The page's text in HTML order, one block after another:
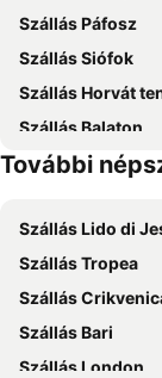
Szállás Páfosz
Szállás Siófok
Szállás Horvát
Szállás Balaton
Szállás Mallorca
További
Szállás Lido di
Szállás Tropea
Szállás
Szállás Bari
Szállás London